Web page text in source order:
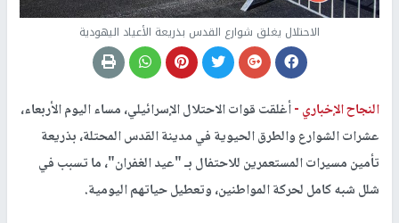
الاحتلال يغلق شوارع القدس بذريعة الأعياد اليهودية
النجاح الإخباري -أغلقت قوات الاحتلال الإسرائيلي، مساء اليوم الأربعاء،
عشرات الشوارع والطرق الحيوية في مدينة القدس المحتلة، بذريعة
تأمين مسيرات المستعمرين للاحتفال بـ "عيد الغفران"، ما تسبب في
شلل شبه كامل لحركة المواطنين، وتعطيل حياتهم اليومية.